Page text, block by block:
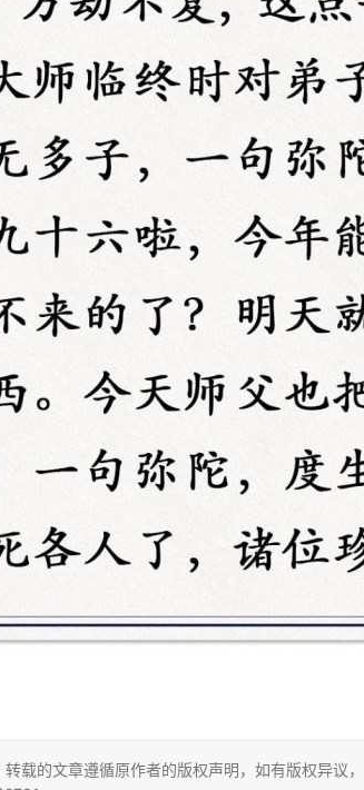
载的文章遵循原作者的版权声明，如有版权异议